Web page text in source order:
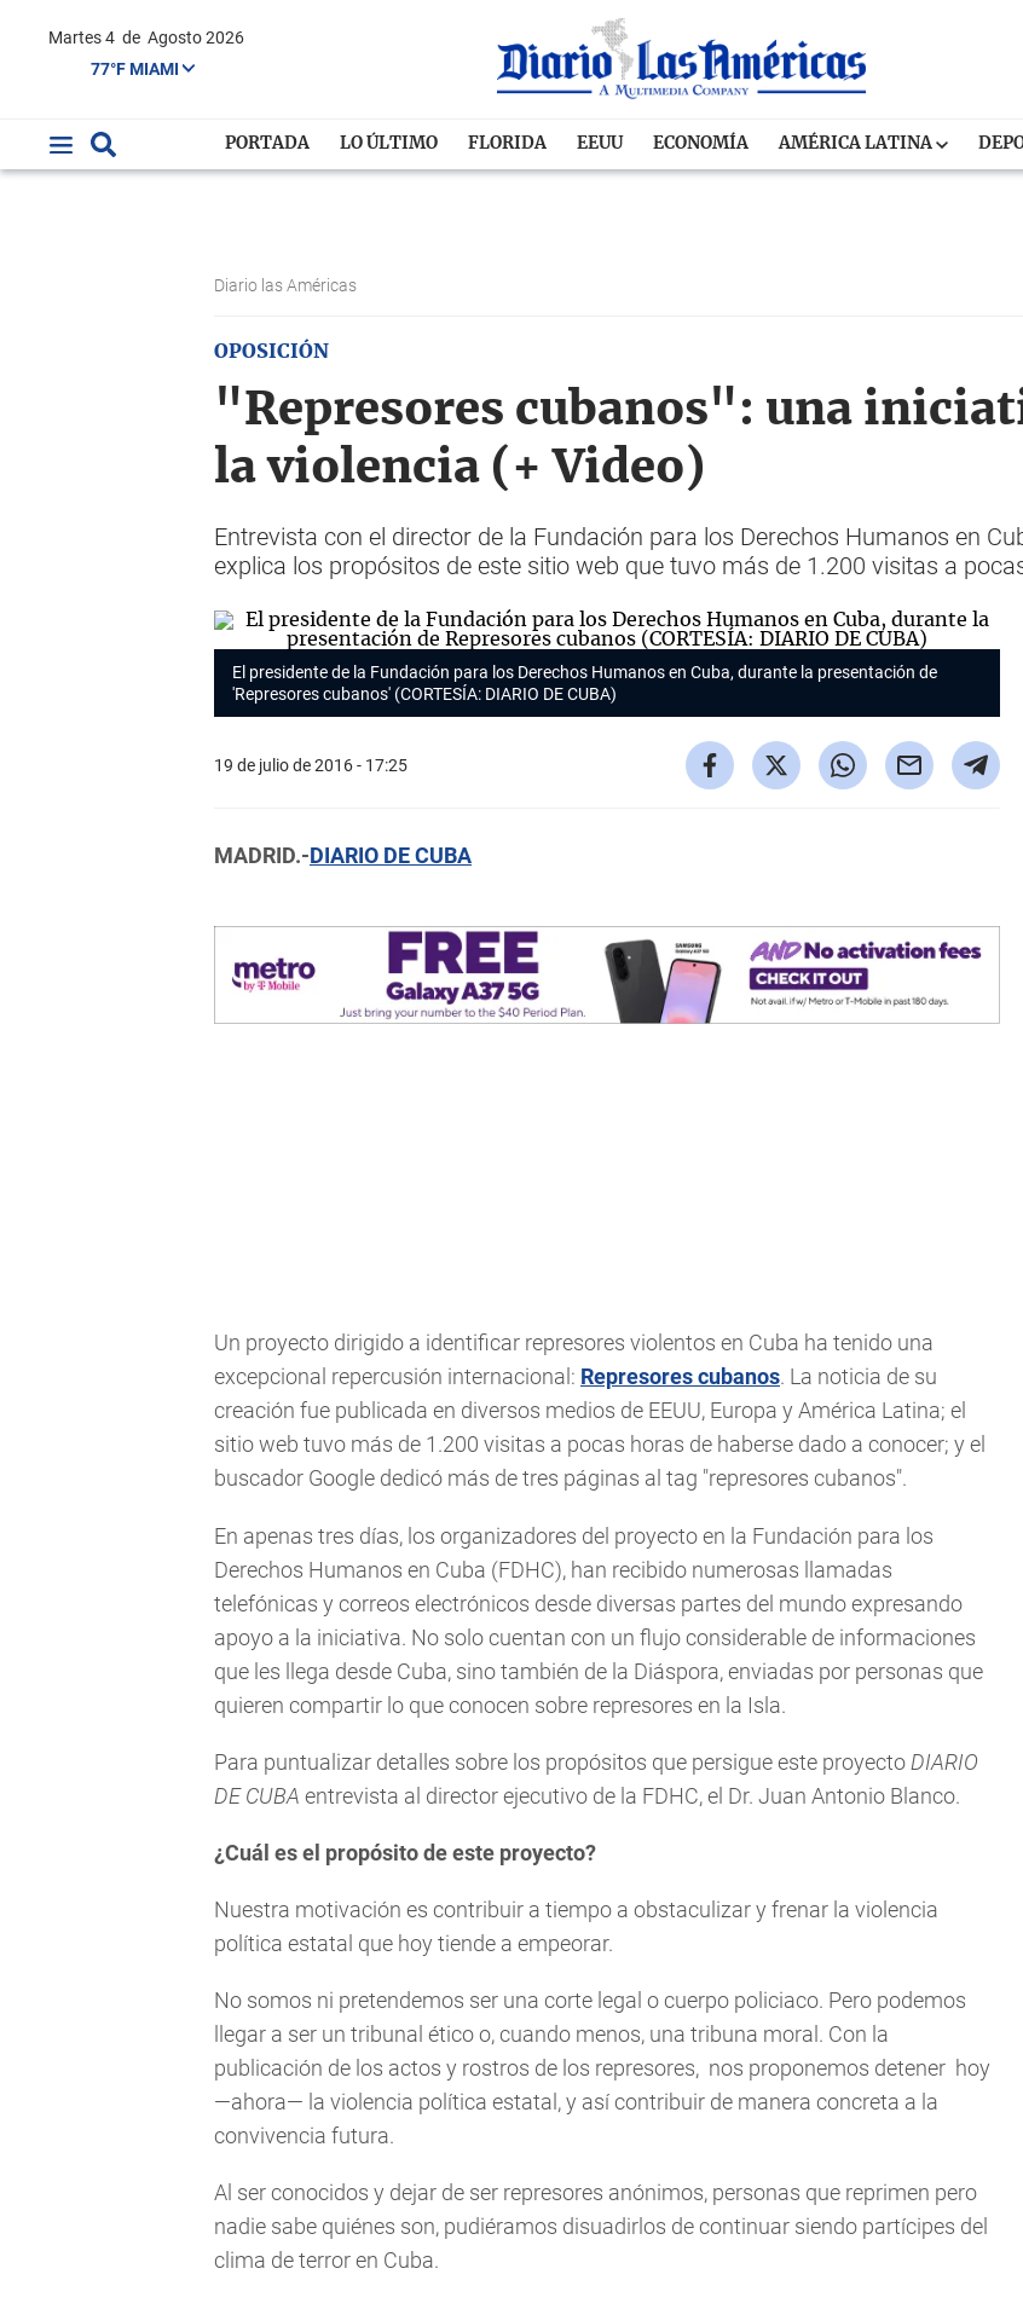
Martes 4 de Agosto 2026
77°F MIAMI
PORTADA LO ÚLTIMO FLORIDA EEUU ECONOMÍA AMÉRICA LATINA
Diario las Américas
OPOSICIÓN
"Represores cubanos": una
la violencia (+ Video)
Entrevista con el director de la Fundación para los Derechos Humanos en
explica los propósitos de este sitio web que tuvo más de 1.200 visitas a
El presidente de la Fundación para los Derechos Humanos en Cuba, durante la presentación de
'Represores cubanos' (CORTESÍA: DIARIO DE CUBA)
19 de julio de 2016 - 17:25
MADRID.-DIARIO DE CUBA
Un proyecto dirigido a identificar represores violentos en Cuba ha tenido una
excepcional repercusión internacional: Represores cubanos. La noticia de su
creación fue publicada en diversos medios de EEUU, Europa y América Latina; el
sitio web tuvo más de 1.200 visitas a pocas horas de haberse dado a conocer; y el
buscador Google dedicó más de tres páginas al tag "represores cubanos".
En apenas tres días, los organizadores del proyecto en la Fundación para los
Derechos Humanos en Cuba (FDHC), han recibido numerosas llamadas
telefónicas y correos electrónicos desde diversas partes del mundo expresando
apoyo a la iniciativa. No solo cuentan con un flujo considerable de informaciones
que les llega desde Cuba, sino también de la Diáspora, enviadas por personas que
quieren compartir lo que conocen sobre represores en la Isla.
Para puntualizar detalles sobre los propósitos que persigue este proyecto DIARIO
DE CUBA entrevista al director ejecutivo de la FDHC, el Dr. Juan Antonio Blanco.
¿Cuál es el propósito de este proyecto?
Nuestra motivación es contribuir a tiempo a obstaculizar y frenar la violencia
política estatal que hoy tiende a empeorar.
No somos ni pretendemos ser una corte legal o cuerpo policiaco. Pero podemos
llegar a ser un tribunal ético o, cuando menos, una tribuna moral. Con la
publicación de los actos y rostros de los represores, nos proponemos detener hoy
—ahora— la violencia política estatal, y así contribuir de manera concreta a la
convivencia futura.
Al ser conocidos y dejar de ser represores anónimos, personas que reprimen pero
nadie sabe quiénes son, pudiéramos disuadirlos de continuar siendo partícipes del
clima de terror en Cuba.